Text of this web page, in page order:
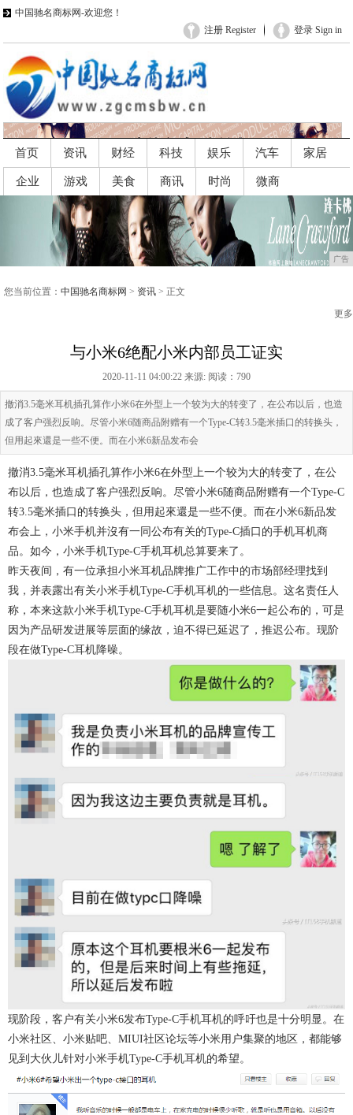
中国驰名商标网-欢迎您！
登录 Sign in
注册 Register
首页 资讯 财经 科技 娱乐 汽车 家居
企业 游戏 美食 商讯 时尚 微商
广告
您当前位置： 中国驰名商标网 > 资讯 > 正文
更多
与小米6绝配小米内部员工证实
2020-11-11 04:00:22 来源: 阅读：790
撤消3.5毫米耳机插孔算作小米6在外型上一个较为大的转变了，在公布以后，也造
成了客户强烈反响。尽管小米6随商品附赠有一个Type-C转3.5毫米插口的转换头，
但用起來還是一些不便。而在小米6新品发布会
撤消3.5毫米耳机插孔算作小米6在外型上一个较为大的转变了，在公
布以后，也造成了客户强烈反响。尽管小米6随商品附赠有一个Type-C
转3.5毫米插口的转换头，但用起來還是一些不便。而在小米6新品发
布会上，小米手机并沒有一同公布有关的Type-C插口的手机耳机商
品。如今，小米手机Type-C手机耳机总算要来了。
昨天夜间，有一位承担小米耳机品牌推广工作中的市场部经理找到
我，并表露出有关小米手机Type-C手机耳机的一些信息。这名责任人
称，本来这款小米手机Type-C手机耳机是要随小米6一起公布的，可是
因为产品研发进展等层面的缘故，迫不得已延迟了，推迟公布。现阶
段在做Type-C耳机降噪。
现阶段，客户有关小米6发布Type-C手机耳机的呼吁也是十分明显。在
小米社区、小米贴吧、MIUI社区论坛等小米用户集聚的地区，都能够
见到大伙儿针对小米手机Type-C手机耳机的希望。